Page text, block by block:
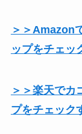
＞＞Amazon
ップをチェッ
＞＞楽天でカ
プをチェック